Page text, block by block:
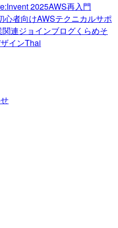
2025AWS再入門
心者向けAWSテクニカルサポ
関連ジョインブログくらめそ
インThai